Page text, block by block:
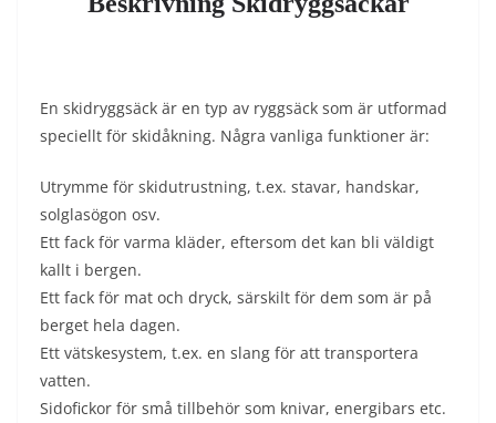
En skidryggsäck är en typ av ryggsäck som är utformad
speciellt för skidåkning. Några vanliga funktioner är:
Utrymme för skidutrustning, t.ex. stavar, handskar,
solglasögon osv.
Ett fack för varma kläder, eftersom det kan bli väldigt
kallt i bergen.
Ett fack för mat och dryck, särskilt för dem som är på
berget hela dagen.
Ett vätskesystem, t.ex. en slang för att transportera
vatten.
Sidofickor för små tillbehör som knivar, energibars etc.